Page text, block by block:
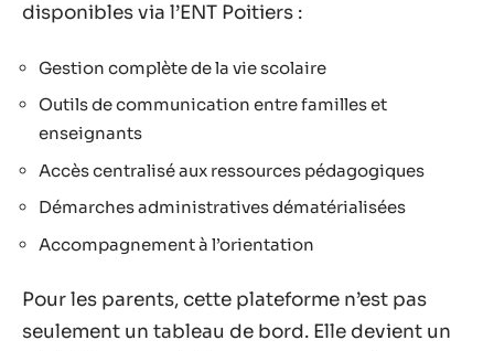
disponibles via l’ENT Poitiers :
Gestion complète de la vie scolaire
Outils de communication entre familles et
enseignants
Accès centralisé aux ressources pédagogiques
Démarches administratives dématérialisées
Accompagnement à l’orientation
Pour les parents, cette plateforme n’est pas
seulement un tableau de bord. Elle devient un